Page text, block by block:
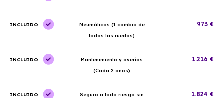
INCLUIDO
Neumáticos (1 cambio de
todas las ruedas)
973 €
INCLUIDO
Mantenimiento y averías
(Cada 2 años)
1.216 €
INCLUIDO
Seguro a todo riesgo sin
1.824 €